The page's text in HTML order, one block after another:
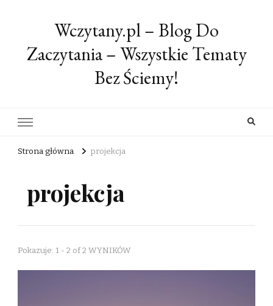
Wczytany.pl – Blog Do
Zaczytania – Wszystkie Tematy
Bez Ściemy!
Strona główna projekcja
projekcja
Pokazuje: 1 - 2 of 2 WYNIKÓW